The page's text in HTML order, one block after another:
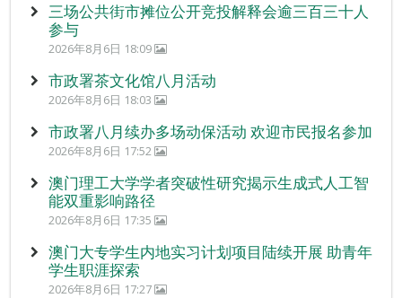
三场公共街市摊位公开竞投解释会逾三百三十人
参与
2026年8月6日 18:09
市政署茶文化馆八月活动
2026年8月6日 18:03
市政署八月续办多场动保活动 欢迎市民报名参加
2026年8月6日 17:52
澳门理工大学学者突破性研究揭示生成式人工智
能双重影响路径
2026年8月6日 17:35
澳门大专学生内地实习计划项目陆续开展 助青年
学生职涯探索
2026年8月6日 17:27